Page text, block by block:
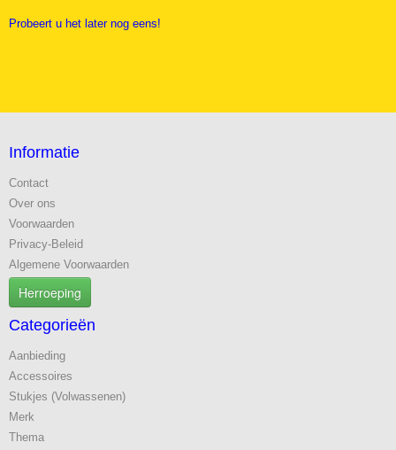
Probeert u het later nog eens!
Informatie
Contact
Over ons
Voorwaarden
Privacy-Beleid
Algemene Voorwaarden
Herroeping
Categorieën
Aanbieding
Accessoires
Stukjes (Volwassenen)
Merk
Thema